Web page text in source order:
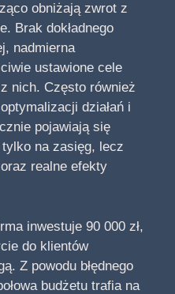
obniżają zwrot z
Brak dokładnego
nadmierna
ustawione cele
nich. Często również
działań i
pojawiają się
na zasięg, lecz
realne efekty
inwestuje 90 000 zł,
do klientów
Z powodu błędnego
budżetu trafia na